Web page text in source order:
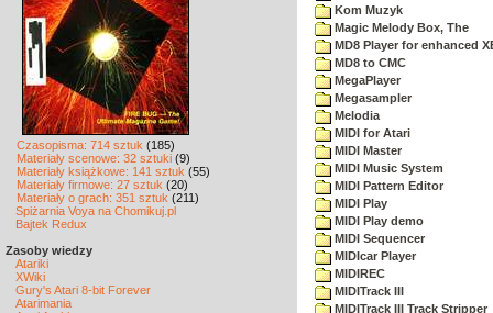
Czasopisma: 714 sztuk (185)
Materiały scenowe: 32 sztuki (9)
Materiały książkowe: 141 sztuk (55)
Materiały firmowe: 27 sztuk (20)
Materiały o grach: 351 sztuk (211)
Spiżarnia Voya na Chomikuj.pl
Bajtek Redux
Zasoby wiedzy
Atariki
XWiki
Gury's Atari 8-bit Forever
Atarimania
Kom Muzyk
Magic Melody Box, The
MD8 Player for enhanced
MD8 to CMC
MegaPlayer
Megasampler
Melodia
MIDI for Atari
MIDI Master
MIDI Music System
MIDI Pattern Editor
MIDI Play
MIDI Play demo
MIDI Sequencer
MIDIcar Player
MIDIREC
MIDITrack III
MIDITrack III Track Stripper